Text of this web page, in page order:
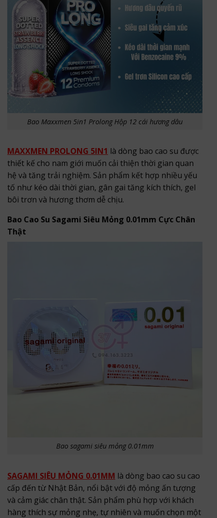
Bao Maxxmen 5in1 Prolong Hộp 12 cái hương dâu
MAXXMEN PROLONG 5IN1 là dòng bao cao su được
thiết kế cho nam giới muốn cải thiện thời gian quan
hệ và tăng trải nghiệm. Sản phẩm kết hợp nhiều yếu
tố như kéo dài thời gian, gân gai tăng kích thích, gel
bôi trơn và hương thơm dễ chịu.
Bao Cao Su Sagami Siêu Mỏng 0.01mm Cực Chân
Thật
Bao sagami siêu mỏng 0.01mm
SAGAMI SIÊU MỎNG 0.01MM là dòng bao cao su cao
cấp đến từ Nhật Bản, nổi bật với độ mỏng ấn tượng
và cảm giác chân thật. Sản phẩm phù hợp với khách
hàng thích sự mỏng nhẹ, tự nhiên và muốn chọn một